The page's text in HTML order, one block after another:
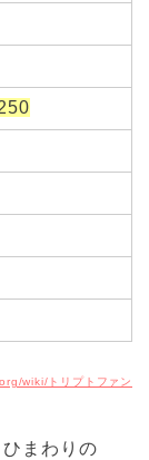
wiki/トリプトファン
まわりの